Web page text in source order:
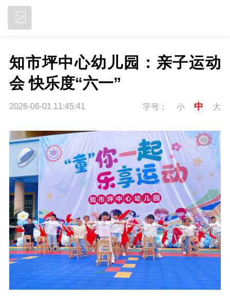
知市坪中心幼儿园：亲子运动
会 快乐度“六一”
2026-06-01 11:45:41 字号： 小 中 大